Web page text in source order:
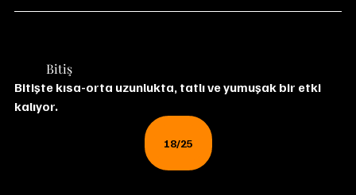
	Bitiş
Bitişte kısa-orta uzunlukta, tatlı ve yumuşak bir etki
kalıyor.
18/25